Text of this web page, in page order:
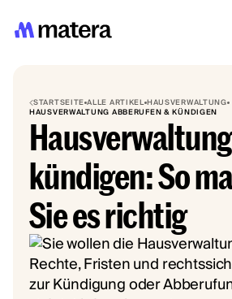
STARTSEITEALLE ARTIKELHAUSVERWALTUNG
HAUSVERWALTUNG ABBERUFEN & KÜNDIGEN
Hausverwaltung
kündigen: So
Sie es richtig